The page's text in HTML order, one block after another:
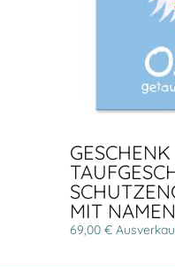
MIT NAMEN
69,00 €